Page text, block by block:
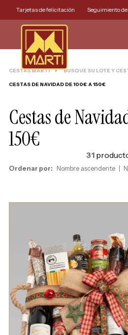
Tarjetas de felicitación Seguimiento
CESTAS MARTI BUSQUE SU LOTE Y
CESTAS DE NAVIDAD DE 100€ A 150€
Cestas de
150€
31
Ordenar por: Nombre ascendente